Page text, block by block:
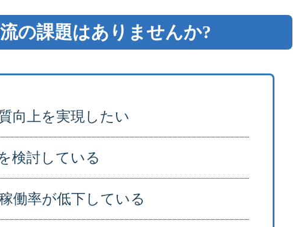
の課題はありませんか?
向上を実現したい
検討している
働率が低下している